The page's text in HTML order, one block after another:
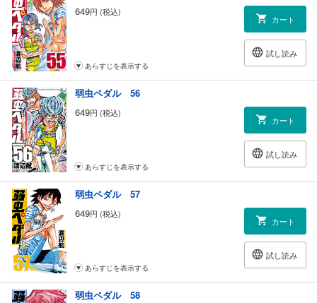
649円 (税込)
カート
試し読み
あらすじを表示する
弱虫ペダル 56
649円 (税込)
カート
試し読み
あらすじを表示する
弱虫ペダル 57
649円 (税込)
カート
試し読み
あらすじを表示する
弱虫ペダル 58